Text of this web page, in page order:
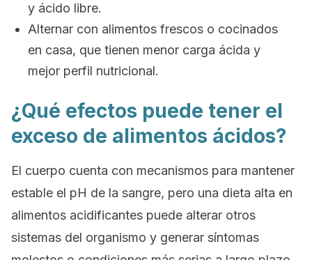
y ácido libre.
Alternar con alimentos frescos o cocinados
en casa, que tienen menor carga ácida y
mejor perfil nutricional.
¿Qué efectos puede tener el
exceso de alimentos ácidos?
El cuerpo cuenta con mecanismos para mantener
estable el pH de la sangre, pero una dieta alta en
alimentos acidificantes puede alterar otros
sistemas del organismo y generar síntomas